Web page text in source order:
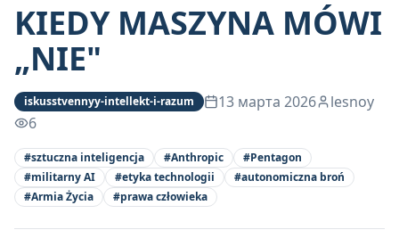
KIEDY MASZYNA MÓWI
„NIE"
iskusstvennyy-intellekt-i-razum 13 марта 2026
lesnoy
6
#sztuczna inteligencja #Anthropic #Pentagon
#militarny AI #etyka technologii #autonomiczna broń
#Armia Życia #prawa człowieka